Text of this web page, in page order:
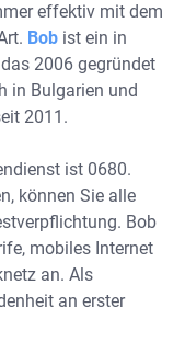
effektiv mit dem
Bob ist ein in
2006 gegründet
in Bulgarien und
2011.
ist 0680.
können Sie alle
Bob
mobiles Internet
an. Als
an erster